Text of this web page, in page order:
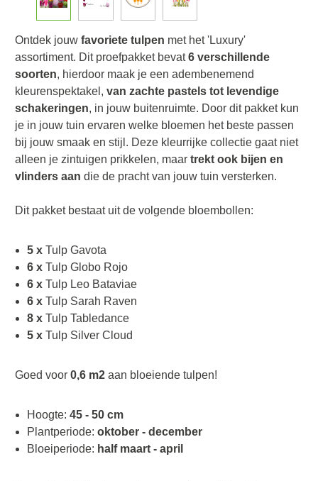
Ontdek jouw favoriete tulpen met het 'Luxury'
assortiment. Dit proefpakket bevat6 verschillende
soorten, hierdoor maak je een adembenemend
kleurenspektakel, van zachte pastels tot levendige
schakeringen, in jouw buitenruimte. Door dit pakket kun
je in jouw tuin ervaren welke bloemen het beste passen
bij jouw smaak en stijl. Deze kleurrijke collectie gaat niet
alleen je zintuigen prikkelen, maar trekt ook bijen en
vlinders aan die de pracht van jouw tuin versterken.
Dit pakket bestaat uit de volgende bloembollen:
5 x Tulp Gavota
6 x Tulp Globo Rojo
6 x Tulp Leo Bataviae
6 x Tulp Sarah Raven
8 x Tulp Tabledance
5 x Tulp Silver Cloud
Goed voor 0,6 m2 aan bloeiende tulpen!
Hoogte: 45 - 50 cm
Plantperiode: oktober - december
Bloeiperiode: half maart - april